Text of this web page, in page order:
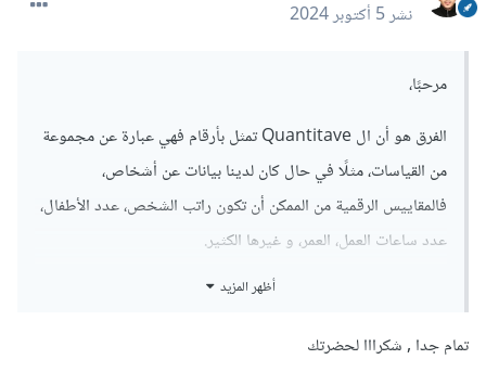
نشر5 أكتوبر 2024
مرحبًا،
الفرق هو أن ال Quantitave تمثل بأرقام فهي عبارة عن مجموعة
من القياسات، مثلًا في حال كان لدينا بيانات عن أشخاص،
فالمقاييس الرقمية من الممكن أن تكون راتب الشخص، عدد الأطفال،
عدد ساعات العمل، العمر، و غيرها الكثير.
بينما ال Qualtitave تركز على الإجابة عن أسئلة محددة غالبًا
تكون هذه البيانات عبارة عن: الجنسية، هل يعمل الشخص بشكل
أظهر المزيد
تمام جدا , شكرااا لحضرتك